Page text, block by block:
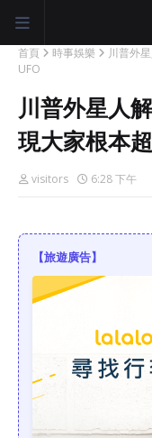
首頁 時事娛樂
川普外
UFO
川普外星人
現大家根本
visitors 6:28 下午
【旅遊廣告】